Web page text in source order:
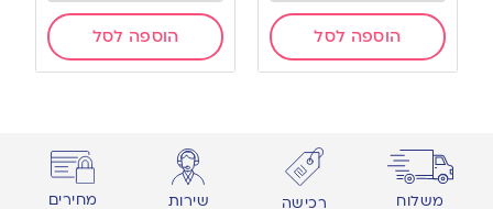
הוספה לסל הוספה לסל
משלוח
רכישה
שירות
מחירים